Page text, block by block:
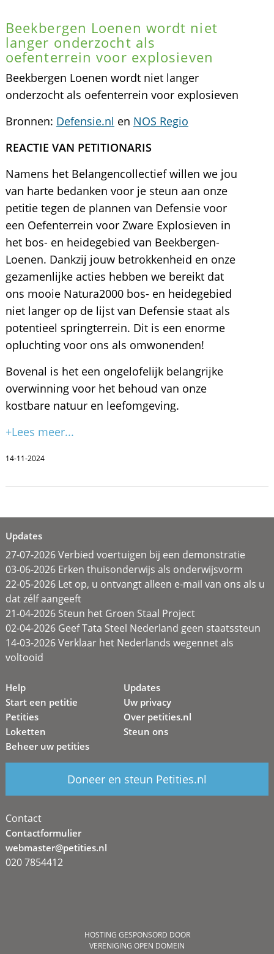
Beekbergen Loenen wordt niet
langer onderzocht als
oefenterrein voor explosieven
Beekbergen Loenen wordt niet langer
onderzocht als oefenterrein voor explosieven
Bronnen: Defensie.nl en NOS Regio
REACTIE VAN PETITIONARIS
Namens het Belangencollectief willen we jou
van harte bedanken voor je steun aan onze
petitie tegen de plannen van Defensie voor
een Oefenterrein voor Zware Explosieven in
het bos- en heidegebied van Beekbergen-
Loenen. Dankzij jouw betrokkenheid en onze
gezamenlijke acties hebben we bereikt dat
ons mooie Natura2000 bos- en heidegebied
niet langer op de lijst van Defensie staat als
potentieel springterrein. Dit is een enorme
opluchting voor ons als omwonenden!
Bovenal is het een ongelofelijk belangrijke
overwinning voor het behoud van onze
kostbare natuur en leefomgeving.
+Lees meer...
14-11-2024
Updates
27-07-2026 Verbied voertuigen bij een demonstratie
03-06-2026 Erken thuisonderwijs als onderwijsvorm
22-05-2026 Let op, u ontvangt alleen e-mail van ons als u
dat zélf aangeeft
21-04-2026 Steun het Groen Staal Project
02-04-2026 Geef Tata Steel Nederland geen staatssteun
14-03-2026 Verklaar het Nederlands wegennet als
voltooid
Help
Start een petitie
Petities
Loketten
Beheer uw petities
Updates
Uw privacy
Over petities.nl
Steun ons
Doneer en steun Petities.nl
Contact
Contactformulier
webmaster@petities.nl
020 7854412
HOSTING GESPONSORD DOOR
VERENIGING OPEN DOMEIN